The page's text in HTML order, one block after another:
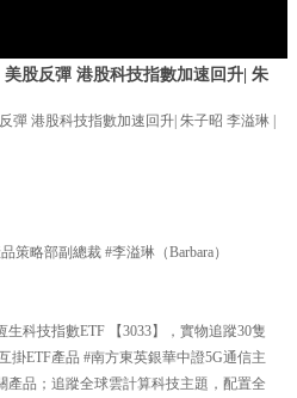
美股反彈 港股科技指數加速回升| 朱
彈 港股科技指數加速回升| 朱子昭 李溢琳 |
略部副總裁 #李溢琳（Barbara）
科技指數ETF 【3033】，實物追蹤30隻
掛ETF產品 #南方東英銀華中證5G通信主
產品；追蹤全球雲計算科技主題，配置全